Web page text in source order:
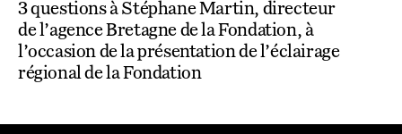
3 questions à Stéphane Martin, directeur
de l’agence Bretagne de la Fondation, à
l’occasion de la présentation de l’éclairage
régional de la Fondation